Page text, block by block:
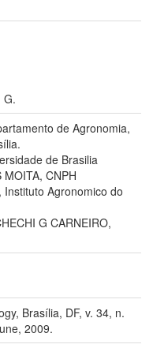
G.
de Agronomia,
de Brasilia
CNPH
Agronomico do
G CARNEIRO,
Brasília, DF, v. 34, n.
2009.